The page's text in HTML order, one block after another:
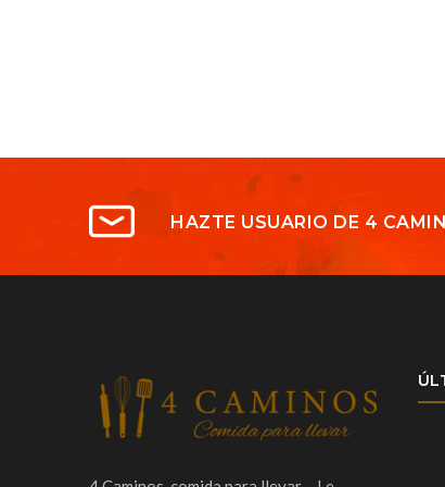
HAZTE USUARIO DE 4